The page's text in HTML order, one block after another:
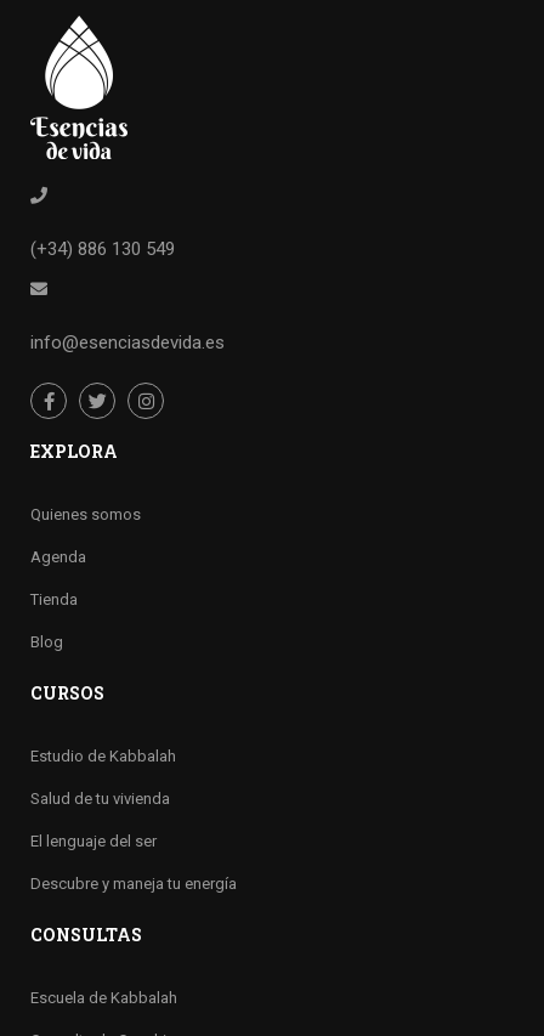
(+34) 886 130 549
info@esenciasdevida.es
EXPLORA
Quienes somos
Agenda
Tienda
Blog
CURSOS
Estudio de Kabbalah
Salud de tu vivienda
El lenguaje del ser
Descubre y maneja tu energía
CONSULTAS
Escuela de Kabbalah